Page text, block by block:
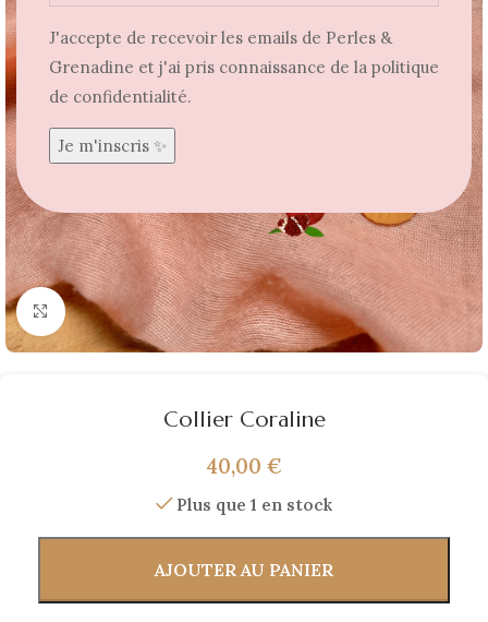
J'accepte de recevoir les emails de Perles &
Grenadine et j'ai pris connaissance de la politique
de confidentialité.
Agrandir
Collier Coraline
40,00 €
Plus que 1 en stock
AJOUTER AU PANIER